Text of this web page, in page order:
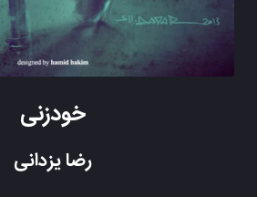
خودزنی
رضا یزدانی